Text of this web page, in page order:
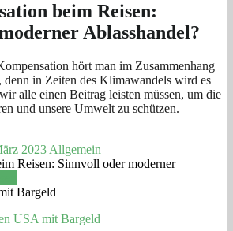
beim Reisen:
Ablasshandel?
hört man im Zusammenhang
denn in Zeiten des Klimawandels wird es
alle einen Beitrag leisten müssen, um die
und unsere Umwelt zu schützen.
2023 Allgemein
Reisen: Sinnvoll oder moderner
Bargeld